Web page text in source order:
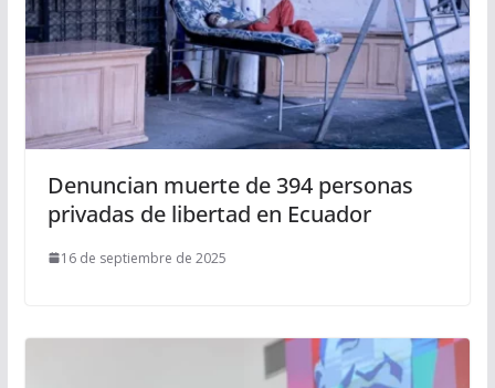
Denuncian muerte de 394 personas
privadas de libertad en Ecuador
16 de septiembre de 2025